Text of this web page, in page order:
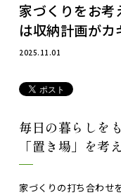
家づくりをお考
は収納計画がカ
2025.11.01
毎日の暮らしを
「置き場」を考
家づくりの打ち合わせ